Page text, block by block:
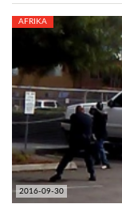
2016-09-30
AFRIKA